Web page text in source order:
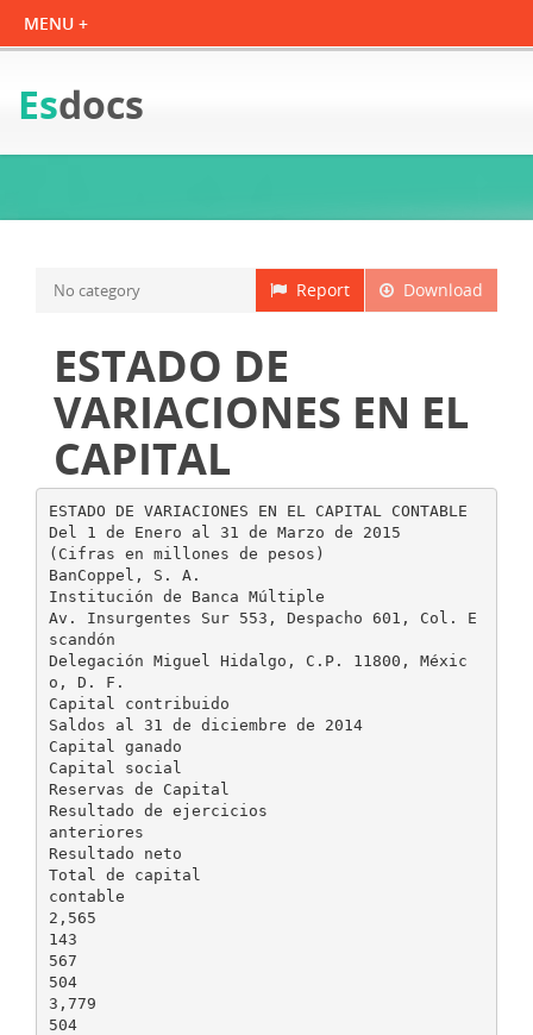
Esdocs
Download
Report
No category
ESTADO DE
VARIACIONES EN EL
CAPITAL
ESTADO DE VARIACIONES EN EL CAPITAL CONTABLE
Del 1 de Enero al 31 de Marzo de 2015
(Cifras en millones de pesos)
BanCoppel, S. A.
Institución de Banca Múltiple
Av. Insurgentes Sur 553, Despacho 601, Col. E
scandón
Delegación Miguel Hidalgo, C.P. 11800, Méxic
o, D. F.
Capital contribuido
Saldos al 31 de diciembre de 2014
Capital ganado
Capital social
Reservas de Capital
Resultado de ejercicios
anteriores
Resultado neto
Total de capital
contable
2,565
143
567
504
3,779
504